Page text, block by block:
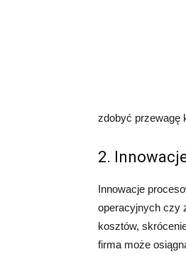
zdobyć przewagę
2.
Innowacje
operacyjnych czy
kosztów,
firma może